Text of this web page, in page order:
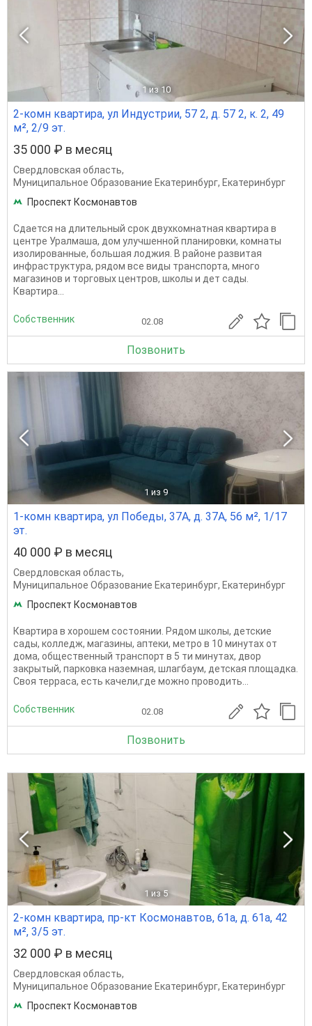
1 из 10
2-комн квартира, ул Индустрии, 57 2, д. 57 2, к. 2, 49
м², 2/9 эт.
35 000 ₽ в месяц
Свердловская область,
Муниципальное Образование Екатеринбург, Екатеринбург
Проспект Космонавтов
Сдается на длительный срок двухкомнатная квартира в
центре Уралмаша, дом улучшенной планировки, комнаты
изолированные, большая лоджия. В районе развитая
инфраструктура, рядом все виды транспорта, много
магазинов и торговых центров, школы и дет сады.
Квартира...
Собственник 02.08
Позвонить
1 из 9
1-комн квартира, ул Победы, 37А, д. 37А, 56 м², 1/17
эт.
40 000 ₽ в месяц
Свердловская область,
Муниципальное Образование Екатеринбург, Екатеринбург
Проспект Космонавтов
Квартира в хорошем состоянии. Рядом школы, детские
сады, колледж, магазины, аптеки, метро в 10 минутах от
дома, общественный транспорт в 5 ти минутах, двор
закрытый, парковка наземная, шлагбаум, детская площадка.
Своя терраса, есть качели,где можно проводить...
Собственник 02.08
Позвонить
1 из 5
2-комн квартира, пр-кт Космонавтов, 61а, д. 61а, 42
м², 3/5 эт.
32 000 ₽ в месяц
Свердловская область,
Муниципальное Образование Екатеринбург, Екатеринбург
Проспект Космонавтов